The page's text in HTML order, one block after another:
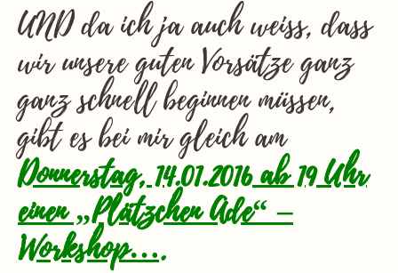
UND da ich ja auch weiss, dass
wir unsere guten Vorsätze ganz
ganz schnell beginnen müssen,
gibt es bei mir gleich am
Donnerstag, 14.01.2016 ab 19 Uhr
einen „Plätzchen Ade“ –
Workshop….